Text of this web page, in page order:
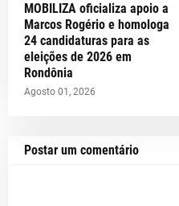
MOBILIZA oficializa apoio a
Marcos Rogério e homologa
24 candidaturas para as
eleições de 2026 em
Rondônia
Agosto 01, 2026
Postar um comentário